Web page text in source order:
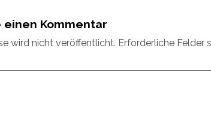
einen Kommentar
wird nicht veröffentlicht. Erforderliche Felder